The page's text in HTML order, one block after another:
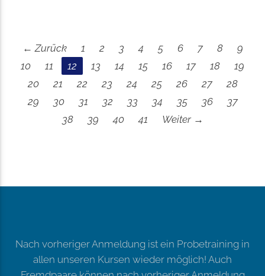
← Zurück 1 2 3 4 5 6 7 8
9
10
11 12 13 14 15 16 17 18
19
20
21 22 23 24 25 26 27
28
29
30 31 32 33 34 35 36
37
38
39 40 41 Weiter →
Nach vorheriger Anmeldung ist ein Probetraining in
allen unseren Kursen wieder möglich! Auch